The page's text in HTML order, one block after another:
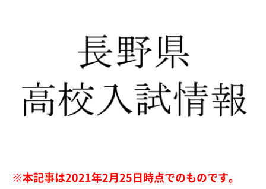
※本記事は2021年2月25日時点でのものです。